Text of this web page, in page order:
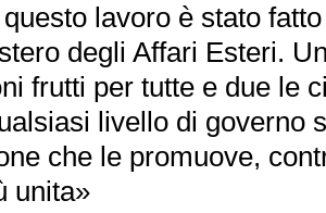
lavoro è stato
degli Affari Esteri.
frutti per tutte e due le
livello di governo
che le promuove,
unita»